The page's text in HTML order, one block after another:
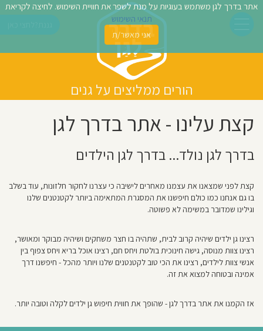
הורים ממליצים על גנים
קצת עלינו - אתר בדרך לגן
בדרך לגן נולד... בדרך לגן הילדים
קצת לפני שמצאנו את עצמנו מאחרים לישיבה כי עצרנו לחקור חלזונות, עוד בשלב
בו גם אנחנו כמו כולם חיפשנו את המסגרת המתאימה ביותר לקטנטנים שלנו
וגילינו שמדובר במשימה לא פשוטה.
רצינו גן ילדים שיהיה קרוב לבית, שתהיה בו חצר משחקים ושיהיה מבוקר ומאושר,
רצינו צוות מנוסה, גישה חינוכית בולטת ויחס חם, רצינו אוכל בריא ויחס צפוף בין
אנשי צוות לילדים, רצינו את הכי טוב לקטנטנים שלנו ויותר מהכל - חיפשנו דרך
אמינה ובטוחה למצוא את זה.
אז הקמנו את אתר בדרך לגן - שהופך את חווית חיפוש גן ילדים לקלה וטובה יותר.
אתר בדרך לגן משתמש בעוגיות על מנת לשפר את חוויית השימוש. לחיצה לקריאת
תנאי השימוש
אני מאשר/ת